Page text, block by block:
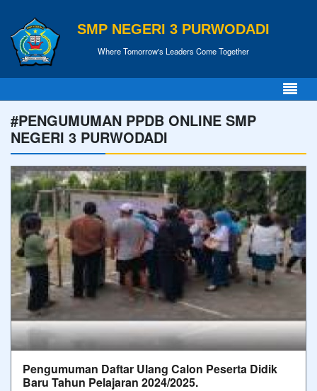
SMP NEGERI 3 PURWODADI
Where Tomorrow's Leaders Come Together
#PENGUMUMAN PPDB ONLINE SMP
NEGERI 3 PURWODADI
Pengumuman Daftar Ulang Calon Peserta Didik
Baru Tahun Pelajaran 2024/2025.